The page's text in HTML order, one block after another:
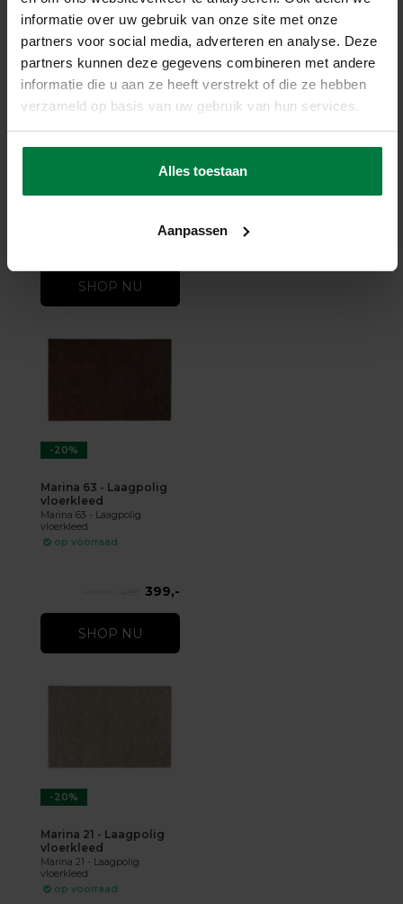
informatie over uw gebruik van onze site met onze
partners voor social media, adverteren en analyse. Deze
partners kunnen deze gegevens combineren met andere
informatie die u aan ze heeft verstrekt of die ze hebben
verzameld op basis van uw gebruik van hun services.
Alles toestaan
Aanpassen
-36%
op voorraad
SHOP NU
-20%
Marina 63 - Laagpolig
vloerkleed
Marina 63 - Laagpolig
vloerkleed
op voorraad
399,-
SHOP NU
-20%
Marina 21 - Laagpolig
vloerkleed
Marina 21 - Laagpolig
vloerkleed
op voorraad